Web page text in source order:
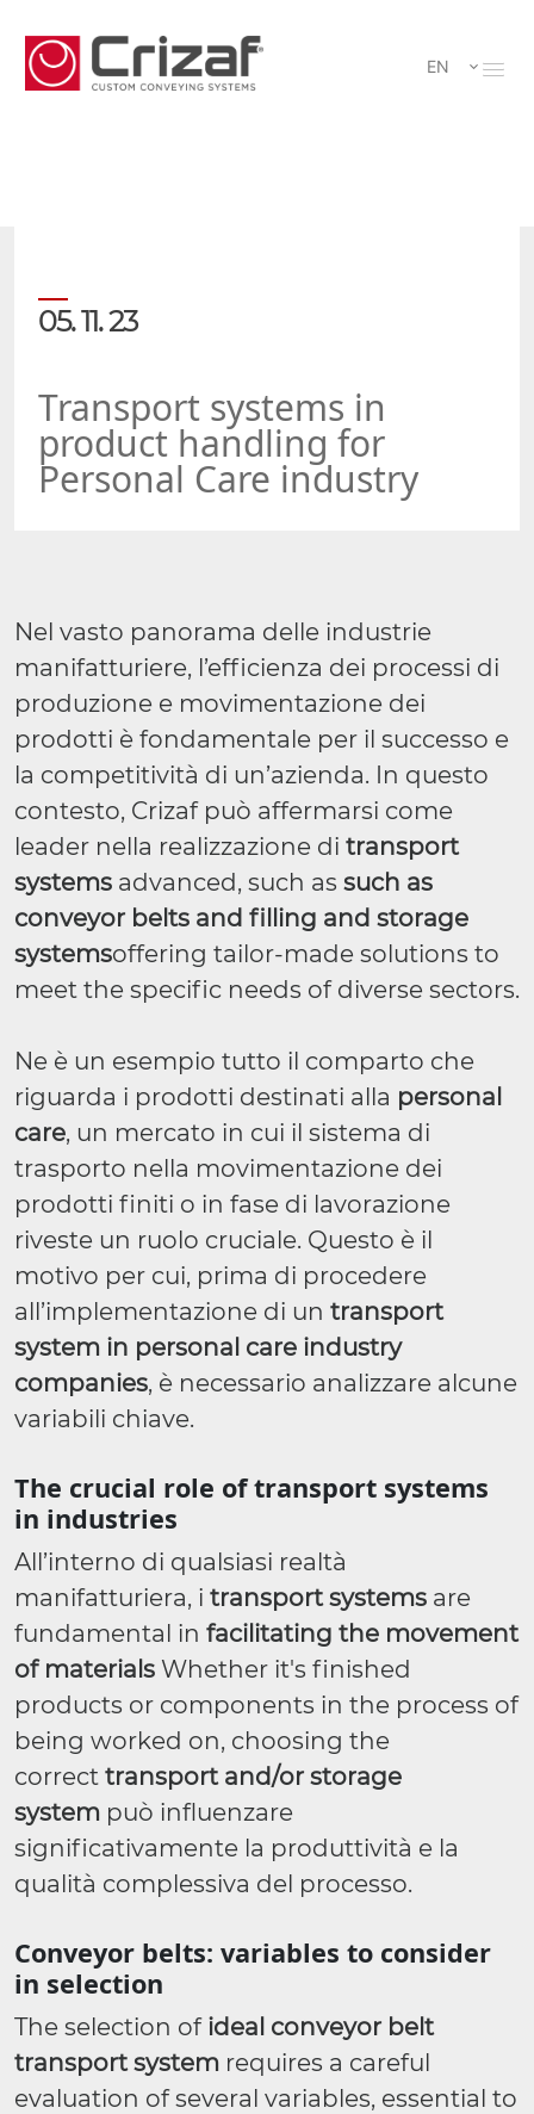
EN
05. 11. 23
Transport systems in
product handling for
Personal Care industry
Nel vasto panorama delle industrie
manifatturiere, l’efficienza dei processi di
produzione e movimentazione dei
prodotti è fondamentale per il successo e
la competitività di un’azienda. In questo
contesto, Crizaf può affermarsi come
leader nella realizzazione di transport
systems advanced, such as such as
conveyor belts and filling and storage
systemsoffering tailor-made solutions to
meet the specific needs of diverse sectors.
Ne è un esempio tutto il comparto che
riguarda i prodotti destinati alla personal
care, un mercato in cui il sistema di
trasporto nella movimentazione dei
prodotti finiti o in fase di lavorazione
riveste un ruolo cruciale. Questo è il
motivo per cui, prima di procedere
all’implementazione di un transport
system in personal care industry
companies, è necessario analizzare alcune
variabili chiave.
The crucial role of transport systems
in industries
All’interno di qualsiasi realtà
manifatturiera, i transport systems are
fundamental in facilitating the movement
of materials Whether it's finished
products or components in the process of
being worked on, choosing the
correct transport and/or storage
system può influenzare
significativamente la produttività e la
qualità complessiva del processo.
Conveyor belts: variables to consider
in selection
The selection of ideal conveyor belt
transport system requires a careful
evaluation of several variables, essential to